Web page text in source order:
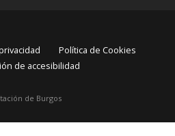
de Burgos
Política de Cookies
de accesibilidad